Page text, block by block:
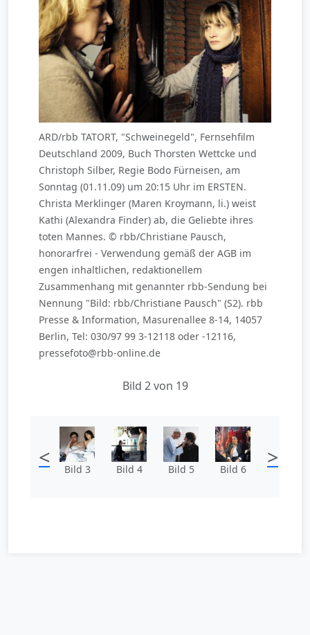
ARD/rbb TATORT, "Schweinegeld", Fernsehfilm
Deutschland 2009, Buch Thorsten Wettcke und
Christoph Silber, Regie Bodo Fürneisen, am
Sonntag (01.11.09) um 20:15 Uhr im ERSTEN.
Christa Merklinger (Maren Kroymann, li.) weist
Kathi (Alexandra Finder) ab, die Geliebte ihres
toten Mannes. © rbb/Christiane Pausch,
honorarfrei - Verwendung gemäß der AGB im
engen inhaltlichen, redaktionellem
Zusammenhang mit genannter rbb-Sendung bei
Nennung "Bild: rbb/Christiane Pausch" (S2). rbb
Presse & Information, Masurenallee 8-14, 14057
Berlin, Tel: 030/97 99 3-12118 oder -12116,
pressefoto@rbb-online.de
Bild 2 von 19
< Bild 3 Bild 4 Bild 5 Bild 6 >